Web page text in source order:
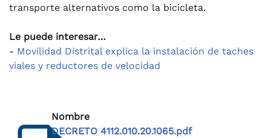
transporte alternativos como la bicicleta.
Le puede interesar…
- Movilidad Distrital explica la instalación de taches
viales y reductores de velocidad
Nombre
DECRETO 4112.010.20.1065.pdf